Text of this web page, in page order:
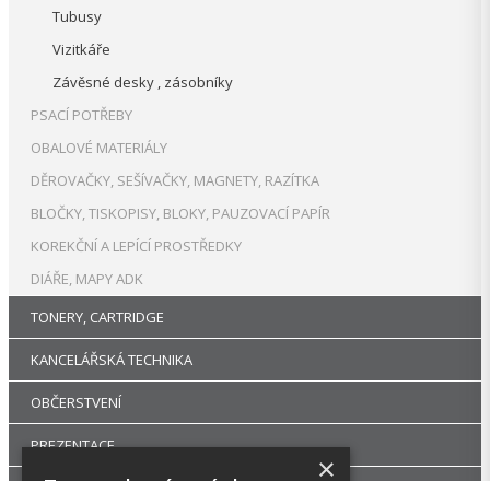
Tubusy
Vizitkáře
Závěsné desky , zásobníky
PSACÍ POTŘEBY
OBALOVÉ MATERIÁLY
DĚROVAČKY, SEŠÍVAČKY, MAGNETY, RAZÍTKA
BLOČKY, TISKOPISY, BLOKY, PAUZOVACÍ PAPÍR
KOREKČNÍ A LEPÍCÍ PROSTŘEDKY
DIÁŘE, MAPY ADK
TONERY, CARTRIDGE
KANCELÁŘSKÁ TECHNIKA
OBČERSTVENÍ
PREZENTACE
×